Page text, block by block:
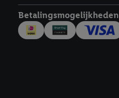
Betalingsmogelijkheden